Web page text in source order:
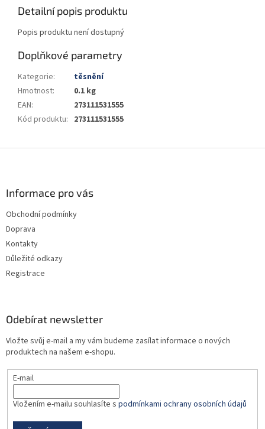
Detailní popis produktu
Popis produktu není dostupný
Doplňkové parametry
Kategorie:
těsnění
Hmotnost:
0.1 kg
EAN:
273111531555
Kód produktu: 273111531555
Informace pro vás
Obchodní podmínky
Doprava
Kontakty
Důležité odkazy
Registrace
Odebírat newsletter
Vložte svůj e-mail a my vám budeme zasílat informace o nových
produktech na našem e-shopu.
E-mail
Vložením e-mailu souhlasíte s podmínkami ochrany osobních údajů